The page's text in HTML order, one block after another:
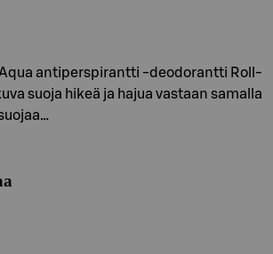
Aqua antiperspirantti -deodorantti Roll-
suoja hikeä ja hajua vastaan ​​samalla